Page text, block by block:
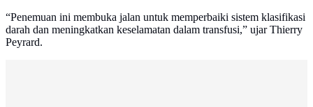
“Penemuan ini membuka jalan untuk memperbaiki sistem klasifikasi
darah dan meningkatkan keselamatan dalam transfusi,” ujar Thierry
Peyrard.